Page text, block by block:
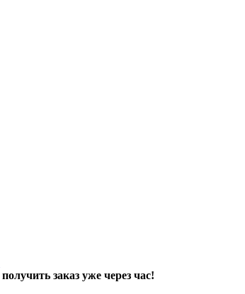
получить заказ уже через час!